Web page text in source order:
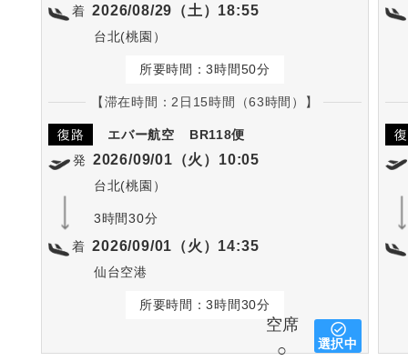
着 2026/08/29（土）18:55
台北(桃園）
所要時間：3時間50分
【滞在時間：2日15時間（63時間）】
復路 エバー航空
BR118便
発 2026/09/01（火）10:05
台北(桃園）
3時間30分
着 2026/09/01（火）14:35
仙台空港
所要時間：3時間30分
空席
○
選択中